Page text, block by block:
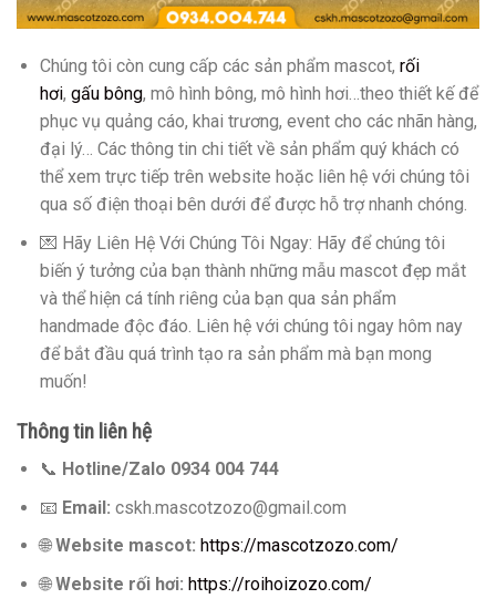
Chúng tôi còn cung cấp các sản phẩm mascot, rối
hơi, gấu bông, mô hình bông, mô hình hơi…theo thiết kế để
phục vụ quảng cáo, khai trương, event cho các nhãn hàng,
đại lý… Các thông tin chi tiết về sản phẩm quý khách có
thể xem trực tiếp trên website hoặc liên hệ với chúng tôi
qua số điện thoại bên dưới để được hỗ trợ nhanh chóng.
💌 Hãy Liên Hệ Với Chúng Tôi Ngay: Hãy để chúng tôi
biến ý tưởng của bạn thành những mẫu mascot đẹp mắt
và thể hiện cá tính riêng của bạn qua sản phẩm
handmade độc đáo. Liên hệ với chúng tôi ngay hôm nay
để bắt đầu quá trình tạo ra sản phẩm mà bạn mong
muốn!
Thông tin liên hệ
📞 Hotline/Zalo 0934 004 744
📧 Email: cskh.mascotzozo@gmail.com
🌐Website mascot: https://mascotzozo.com/
🌐Website rối hơi: https://roihoizozo.com/